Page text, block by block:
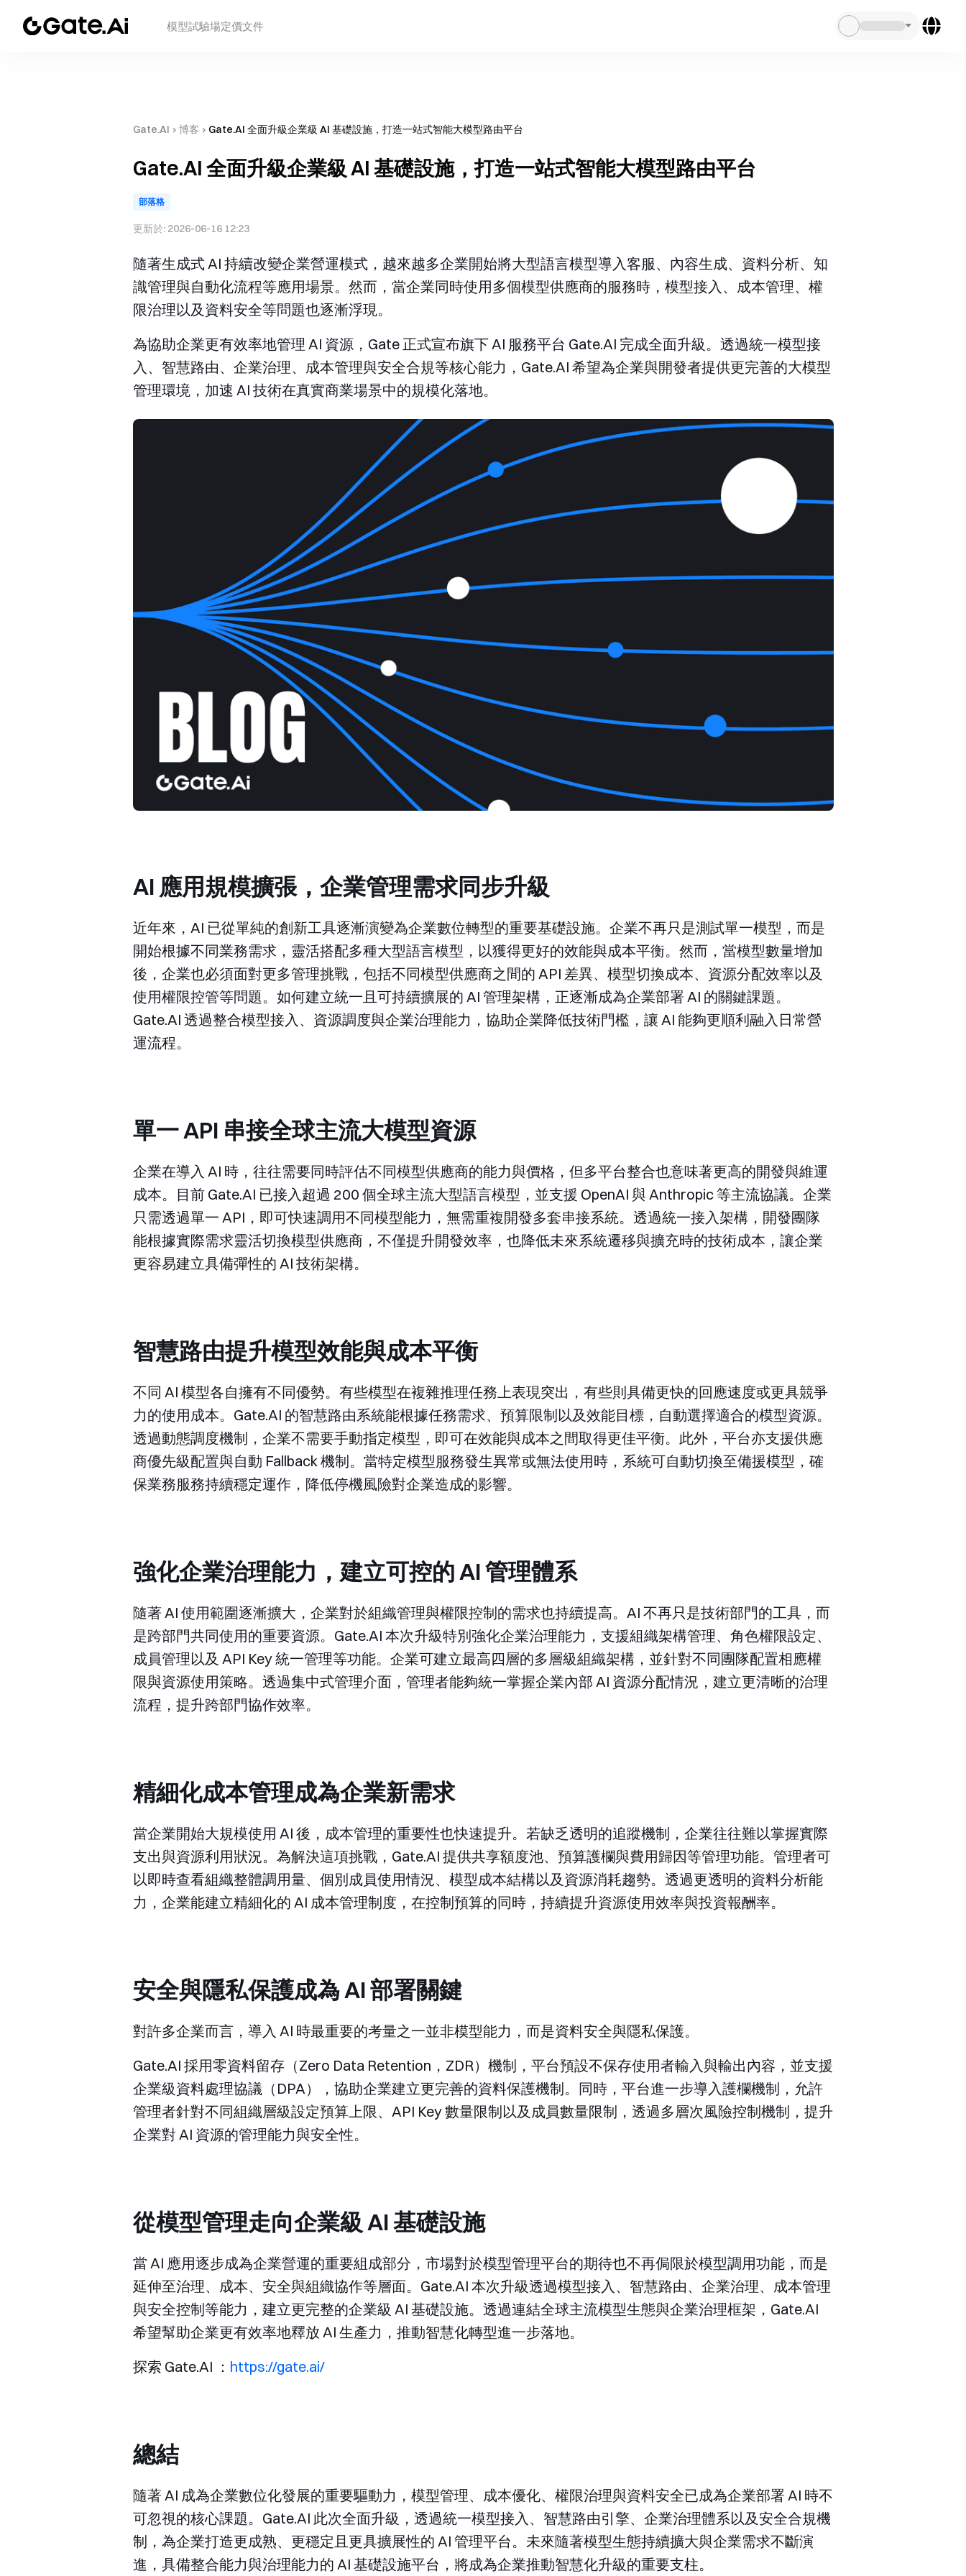
模型試驗場定價文件
Gate.AI › 博客 › Gate.AI 全面升級企業級 AI 基礎設施，打造一站式智能大模型路由平台
Gate.AI 全面升級企業級 AI 基礎設施，打造一站式智能大模型路由平台
部落格
更新於: 2026-06-16 12:23
隨著生成式 AI 持續改變企業營運模式，越來越多企業開始將大型語言模型導入客服、內容生成、資料分析、知
識管理與自動化流程等應用場景。然而，當企業同時使用多個模型供應商的服務時，模型接入、成本管理、權
限治理以及資料安全等問題也逐漸浮現。
為協助企業更有效率地管理 AI 資源，Gate 正式宣布旗下 AI 服務平台 Gate.AI 完成全面升級。透過統一模型接
入、智慧路由、企業治理、成本管理與安全合規等核心能力，Gate.AI 希望為企業與開發者提供更完善的大模型
管理環境，加速 AI 技術在真實商業場景中的規模化落地。
AI 應用規模擴張，企業管理需求同步升級
近年來，AI 已從單純的創新工具逐漸演變為企業數位轉型的重要基礎設施。企業不再只是測試單一模型，而是
開始根據不同業務需求，靈活搭配多種大型語言模型，以獲得更好的效能與成本平衡。然而，當模型數量增加
後，企業也必須面對更多管理挑戰，包括不同模型供應商之間的 API 差異、模型切換成本、資源分配效率以及
使用權限控管等問題。如何建立統一且可持續擴展的 AI 管理架構，正逐漸成為企業部署 AI 的關鍵課題。
Gate.AI 透過整合模型接入、資源調度與企業治理能力，協助企業降低技術門檻，讓 AI 能夠更順利融入日常營
運流程。
單一 API 串接全球主流大模型資源
企業在導入 AI 時，往往需要同時評估不同模型供應商的能力與價格，但多平台整合也意味著更高的開發與維運
成本。目前 Gate.AI 已接入超過 200 個全球主流大型語言模型，並支援 OpenAI 與 Anthropic 等主流協議。企業
只需透過單一 API，即可快速調用不同模型能力，無需重複開發多套串接系統。透過統一接入架構，開發團隊
能根據實際需求靈活切換模型供應商，不僅提升開發效率，也降低未來系統遷移與擴充時的技術成本，讓企業
更容易建立具備彈性的 AI 技術架構。
智慧路由提升模型效能與成本平衡
不同 AI 模型各自擁有不同優勢。有些模型在複雜推理任務上表現突出，有些則具備更快的回應速度或更具競爭
力的使用成本。Gate.AI 的智慧路由系統能根據任務需求、預算限制以及效能目標，自動選擇適合的模型資源。
透過動態調度機制，企業不需要手動指定模型，即可在效能與成本之間取得更佳平衡。此外，平台亦支援供應
商優先級配置與自動 Fallback 機制。當特定模型服務發生異常或無法使用時，系統可自動切換至備援模型，確
保業務服務持續穩定運作，降低停機風險對企業造成的影響。
強化企業治理能力，建立可控的 AI 管理體系
隨著 AI 使用範圍逐漸擴大，企業對於組織管理與權限控制的需求也持續提高。AI 不再只是技術部門的工具，而
是跨部門共同使用的重要資源。Gate.AI 本次升級特別強化企業治理能力，支援組織架構管理、角色權限設定、
成員管理以及 API Key 統一管理等功能。企業可建立最高四層的多層級組織架構，並針對不同團隊配置相應權
限與資源使用策略。透過集中式管理介面，管理者能夠統一掌握企業內部 AI 資源分配情況，建立更清晰的治理
流程，提升跨部門協作效率。
精細化成本管理成為企業新需求
當企業開始大規模使用 AI 後，成本管理的重要性也快速提升。若缺乏透明的追蹤機制，企業往往難以掌握實際
支出與資源利用狀況。為解決這項挑戰，Gate.AI 提供共享額度池、預算護欄與費用歸因等管理功能。管理者可
以即時查看組織整體調用量、個別成員使用情況、模型成本結構以及資源消耗趨勢。透過更透明的資料分析能
力，企業能建立精細化的 AI 成本管理制度，在控制預算的同時，持續提升資源使用效率與投資報酬率。
安全與隱私保護成為 AI 部署關鍵
對許多企業而言，導入 AI 時最重要的考量之一並非模型能力，而是資料安全與隱私保護。
Gate.AI 採用零資料留存（Zero Data Retention，ZDR）機制，平台預設不保存使用者輸入與輸出內容，並支援
企業級資料處理協議（DPA），協助企業建立更完善的資料保護機制。同時，平台進一步導入護欄機制，允許
管理者針對不同組織層級設定預算上限、API Key 數量限制以及成員數量限制，透過多層次風險控制機制，提升
企業對 AI 資源的管理能力與安全性。
從模型管理走向企業級 AI 基礎設施
當 AI 應用逐步成為企業營運的重要組成部分，市場對於模型管理平台的期待也不再侷限於模型調用功能，而是
延伸至治理、成本、安全與組織協作等層面。Gate.AI 本次升級透過模型接入、智慧路由、企業治理、成本管理
與安全控制等能力，建立更完整的企業級 AI 基礎設施。透過連結全球主流模型生態與企業治理框架，Gate.AI
希望幫助企業更有效率地釋放 AI 生產力，推動智慧化轉型進一步落地。
探索 Gate.AI ： https://gate.ai/
總結
隨著 AI 成為企業數位化發展的重要驅動力，模型管理、成本優化、權限治理與資料安全已成為企業部署 AI 時不
可忽視的核心課題。Gate.AI 此次全面升級，透過統一模型接入、智慧路由引擎、企業治理體系以及安全合規機
制，為企業打造更成熟、更穩定且更具擴展性的 AI 管理平台。未來隨著模型生態持續擴大與企業需求不斷演
進，具備整合能力與治理能力的 AI 基礎設施平台，將成為企業推動智慧化升級的重要支柱。